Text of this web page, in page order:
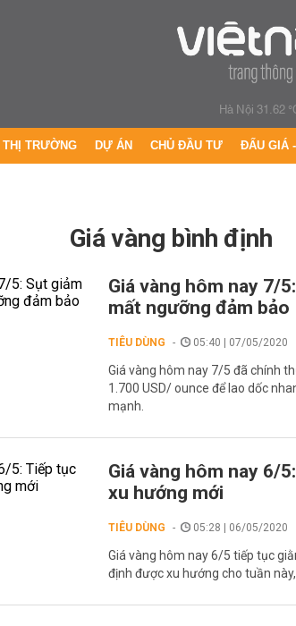
Hà Nội 31.62
THỊ TRƯỜNG DỰ ÁN CHỦ ĐẦU TƯ ĐẤU GIÁ
giá vàng bình định
Giá vàng hôm nay 7/
mất ngưỡng đảm bảo
TIÊU DÙNG 05:40 | 07/05/2020
Giá vàng hôm nay 7/5 đã chính
1.700 USD/ ounce để lao dốc
mạnh.
Giá vàng hôm nay 6/
xu hướng mới
TIÊU DÙNG 05:28 | 06/05/2020
Giá vàng hôm nay 6/5 tiếp tục
định được xu hướng cho tuần